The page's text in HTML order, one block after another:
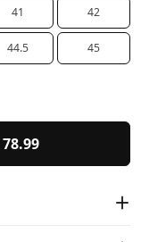
41 42
44.5 45
78.99